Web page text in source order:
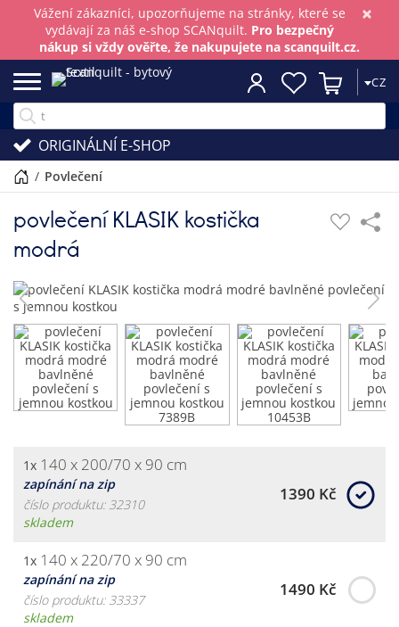
×
Vážení zákazníci, upozorňujeme na stránky, které se
vydávají za náš e-shop SCANquilt. Pro bezpečný
nákup si vždy ověřte, že nakupujete na scanquilt.cz.
CZ
ORIGINÁLNÍ E-SHOP
/ povlečení
povlečení KLASIK kostička
modrá
1x 140 x 200/70 x 90 cm
zapínání na zip
číslo produktu: 32310
skladem
1390 Kč
1x 140 x 220/70 x 90 cm
zapínání na zip
číslo produktu: 33337
skladem
1490 Kč